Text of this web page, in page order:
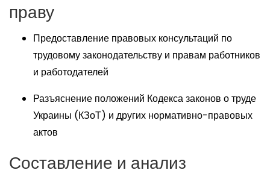
праву
Предоставление правовых консультаций по
трудовому законодательству и правам работников
и работодателей
Разъяснение положений Кодекса законов о труде
Украины (КЗоТ) и других нормативно-правовых
актов
Составление и анализ